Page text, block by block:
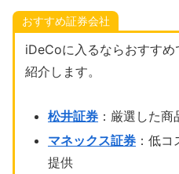
おすすめ証券会社
iDeCoに入るならおすす
紹介します。
松井証券：厳選した商
マネックス証券：低コ
提供